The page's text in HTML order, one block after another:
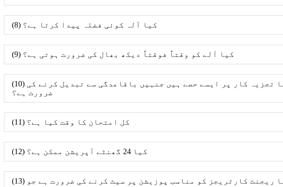
(8) کیا آلہ کوئی فضلہ پیدا کرتا ہے؟
(9) کیا آلے ​​کو وقتاً فوقتاً دیکھ بھال کی ضرورت ہوتی ہے؟
(10) کیا تجزیہ کار پر ایسے حصے ہیں جنہیں باقاعدگی سے تبدیل کرنے کی
ضرورت ہے؟
(11) کل امتحان کا وقت کیا ہے؟
(12) کیا 24 گھنٹے آپریشن ممکن ہے؟
(13) کیا ریجنٹ کارٹریجز کو مناسب پوزیشن پر سیٹ کرنے کی ضرورت ہے جو